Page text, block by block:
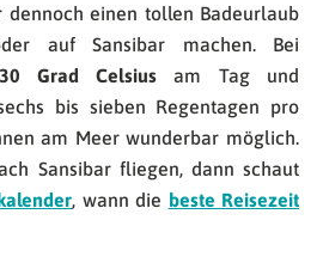
dennoch einen tollen Badeurlaub
auf Sansibar machen. Bei
Grad Celsius am Tag und
bis sieben Regentagen pro
am Meer wunderbar möglich.
Sansibar fliegen, dann schaut
, wann die beste Reisezeit